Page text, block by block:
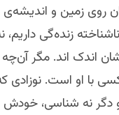
زمین و اندیشه‌ی
زنده‌گی
اندک اند. مگر آن‌چه
با او است. نوزادی
نه شناسی، خودش